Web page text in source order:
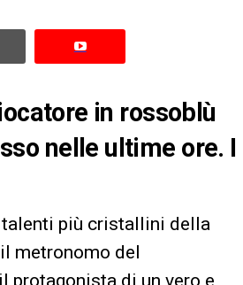
in rossoblù
nelle ultime ore. I
più cristallini della
metronomo del
protagonista di un vero e